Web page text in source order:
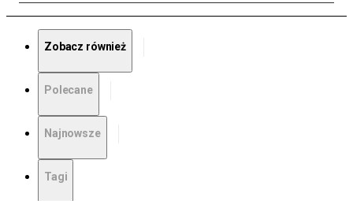
Zobacz również
Polecane
Najnowsze
Tagi